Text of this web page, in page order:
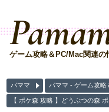
ゲーム攻略＆PC/Mac関連の
パママ パママ - ゲーム攻略
【 ポケ森 攻略 】どうぶつの森